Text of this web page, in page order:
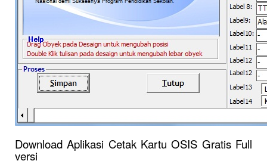
Download Aplikasi Cetak Kartu OSIS Gratis Full
versi